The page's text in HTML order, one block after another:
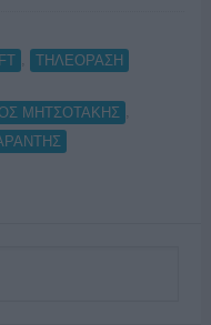
ΤΗΛΕΟΡΑΣΗ
ΜΗΤΣΟΤΑΚΗΣ